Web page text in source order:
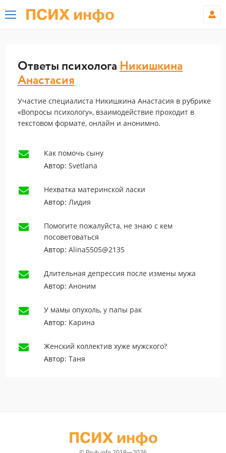
ПСИХ инфо
Ответы психологаНикишкина
Анастасия
Участие специалиста Никишкина Анастасия в рубрике
«Вопросы психологу», взаимодействие проходит в
текстовом формате, онлайн и анонимно.
Как помочь сыну
Автор: Svetlana
Нехватка материнской ласки
Автор: Лидия
Помогите пожалуйста, не знаю с кем
посоветоваться
Автор: Alina5505@2135
Длительная депрессия после измены мужа
Автор: Аноним
У мамы опухоль, у папы рак
Автор: Карина
Женский коллектив хуже мужского?
Автор: Таня
ПСИХ инфо